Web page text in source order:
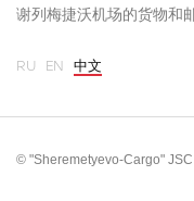
谢列梅捷沃机场的货物和
RU EN 中文
© "Sheremetyevo-Cargo"